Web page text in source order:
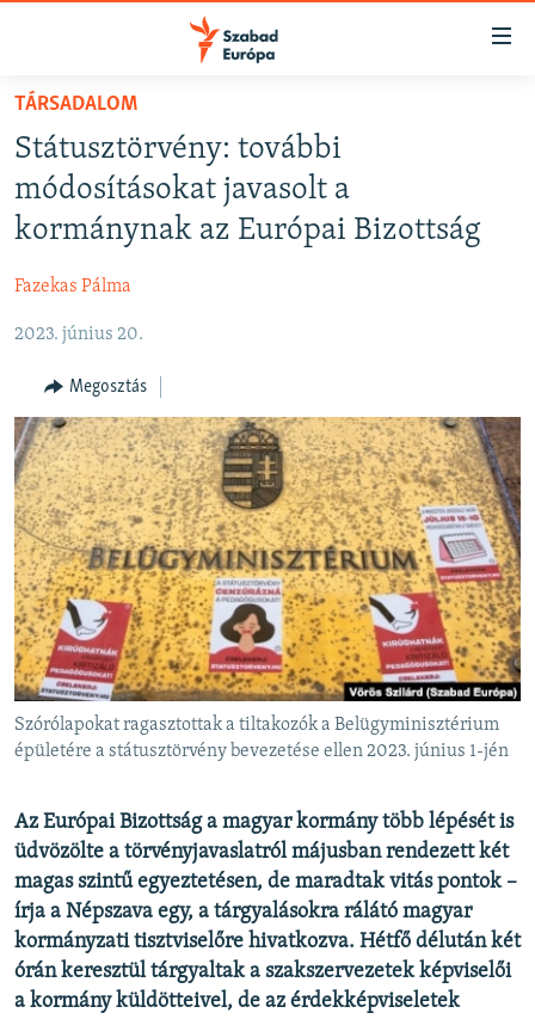
Akadálymentes
Ugrás
fő
oldalra
Ugrás
tartalomjegyzékre
AKTUÁLIS
PODCASTOK
ELEMZŐ
NER15
SZABADON
TÁRSADALOM
DEMOKRÁCIA
A PÉNZ NYOMÁBAN
EURÓPAI UNIÓ
VILÁG
KLÍMAVÁLTOZÁS
A MÚLT TANULSÁGAI
KÖVESSEN MINKET!
Valamennyi RFE/RL weboldal
TÁRSADALOM
Státusztörvény: további
módosításokat javasolt a
kormánynak az Európai Bizottság
Fazekas Pálma
2023. június 20.
Megosztás
Szórólapokat ragasztottak a tiltakozók a Belügyminisztérium
épületére a státusztörvény bevezetése ellen 2023. június 1-jén
Az Európai Bizottság a magyar kormány több lépését is
üdvözölte a törvényjavaslatról májusban rendezett két
magas szintű egyeztetésen, de maradtak vitás pontok –
írja a Népszava egy, a tárgyalásokra rálátó magyar
kormányzati tisztviselőre hivatkozva. Hétfő délután két
órán keresztül tárgyaltak a szakszervezetek képviselői
a kormány küldötteivel, de az érdekképviseletek
FELIRATKOZÁS